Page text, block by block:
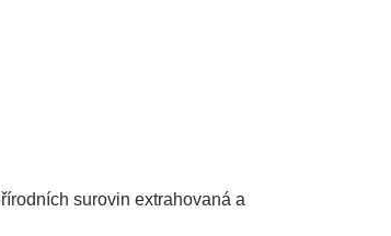
surovin extrahovaná a